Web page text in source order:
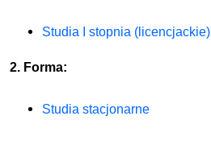
Studia I stopnia (licencjackie)
2. Forma:
Studia stacjonarne